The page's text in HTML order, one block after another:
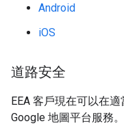
Android
iOS
道路安全
EEA 客戶現在可以在
Google 地圖平台服務